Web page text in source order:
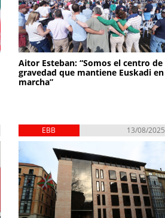
Aitor Esteban: “Somos el centro de
gravedad que mantiene Euskadi en
marcha”
EBB 13/08/2025